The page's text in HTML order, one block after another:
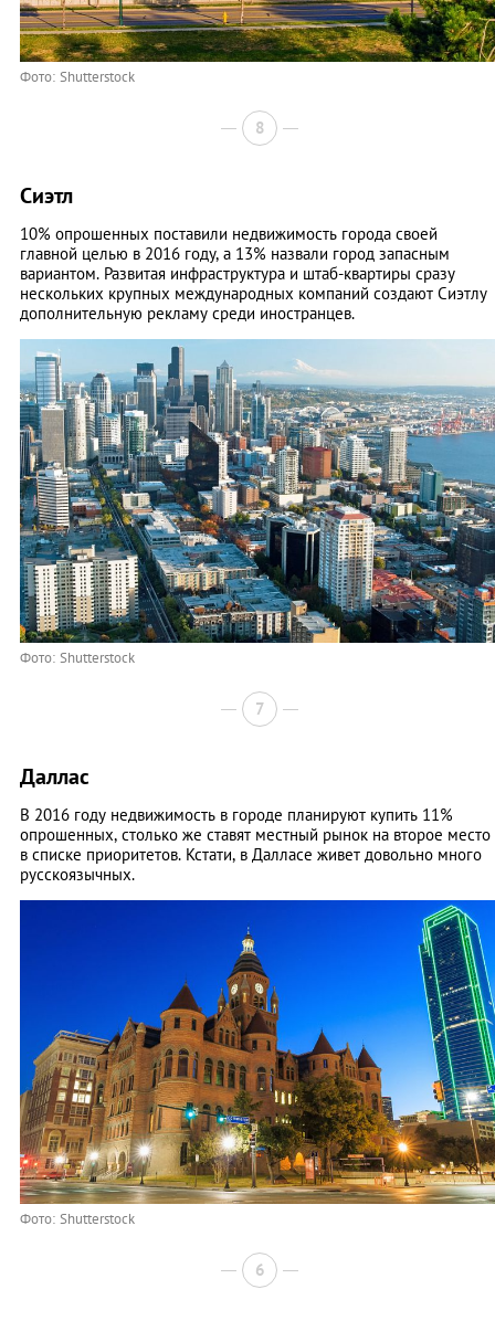
Фото: Shutterstock
8
Сиэтл
10% опрошенных поставили недвижимость города своей
главной целью в 2016 году, а 13% назвали город запасным
вариантом. Развитая инфраструктура и штаб-квартиры сразу
нескольких крупных международных компаний создают Сиэтлу
дополнительную рекламу среди иностранцев.
Фото: Shutterstock
7
Даллас
В 2016 году недвижимость в городе планируют купить 11%
опрошенных, столько же ставят местный рынок на второе место
в списке приоритетов. Кстати, в Далласе живет довольно много
русскоязычных.
Фото: Shutterstock
6